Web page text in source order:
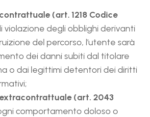
(art. 1218 Codice
violazione degli obblighi derivanti
del percorso, l’utente sarà
dei danni subiti dal titolare
o dai legittimi detentori dei diritti
(art. 2043
comportamento doloso o